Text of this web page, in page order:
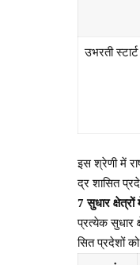
उभरती
इस श्रेणी में
द्र शासित
7सुधारक्षेत्रों
प्रत्येक सुधार
सित प्रदेशों